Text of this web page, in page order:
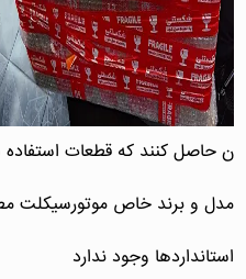
ن حاصل کنند که قطعات استفاده
مدل و برند خاص موتورسیکلت
استانداردها وجود ندارد